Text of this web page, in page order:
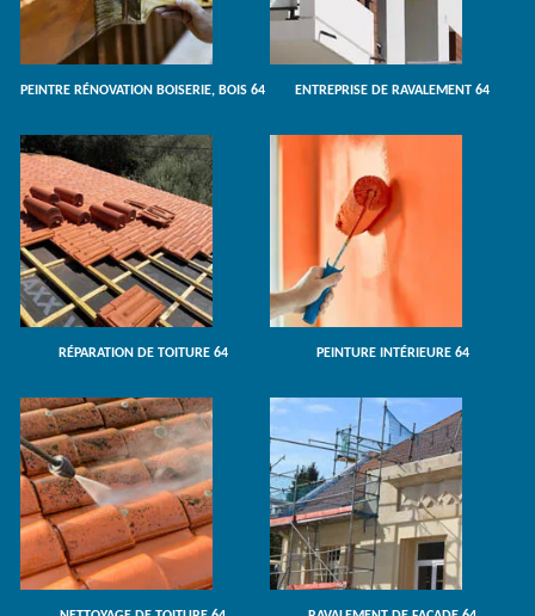
PEINTRE RÉNOVATION BOISERIE, BOIS 64 ENTREPRISE DE RAVALEMENT 64
RÉPARATION DE TOITURE 64 PEINTURE INTÉRIEURE 64